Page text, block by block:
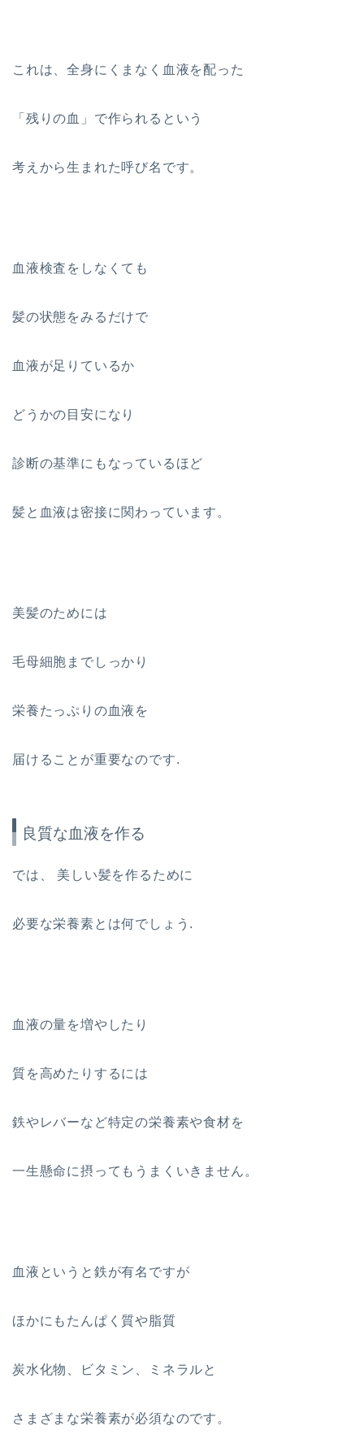
これは、全身にくまなく血液を配った
「残りの血」で作られるという
考えから生まれた呼び名です。
血液検査をしなくても
髪の状態をみるだけで
血液が足りているか
どうかの目安になり
診断の基準にもなっているほど
髪と血液は密接に関わっています。
美髪のためには
毛母細胞までしっかり
栄養たっぷりの血液を
届けることが重要なのです.
良質な血液を作る
では、 美しい髪を作るために
必要な栄養素とは何でしょう.
血液の量を増やしたり
質を高めたりするには
鉄やレバーなど特定の栄養素や食材を
一生懸命に摂ってもうまくいきません。
血液というと鉄が有名ですが
ほかにもたんぱく質や脂質
炭水化物、ビタミン、ミネラルと
さまざまな栄養素が必須なのです。